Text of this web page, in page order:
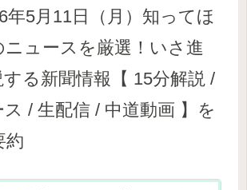
年5月11日（月）知ってほ
ニュースを厳選！いさ進
る新聞情報【 15分解説 /
/ 生配信 / 中道動画 】を
約